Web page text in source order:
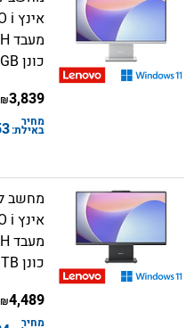
כונן 512GB – צבע Cloud Grey
3,839
₪
מחיר
באילת:
כונן 1TB – צבע Luna Grey
4,489
₪
מחיר